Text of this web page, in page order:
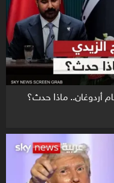
أردوغان.. ماذا حدث؟